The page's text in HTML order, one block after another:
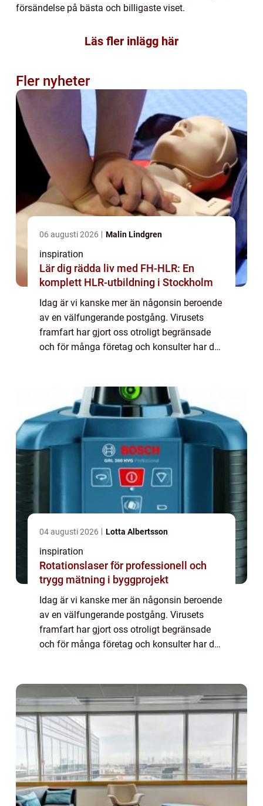
försändelse på bästa och billigaste viset.
Läs fler inlägg här
Fler nyheter
06 augusti 2026 Malin Lindgren
inspiration
Lär dig rädda liv med FH-HLR: En
komplett HLR-utbildning i Stockholm
Idag är vi kanske mer än någonsin beroende
av en välfungerande postgång. Virusets
framfart har gjort oss otroligt begränsade
och för många företag och konsulter har det
04 augusti 2026 Lotta Albertsson
inspiration
Rotationslaser för professionell och
trygg mätning i byggprojekt
Idag är vi kanske mer än någonsin beroende
av en välfungerande postgång. Virusets
framfart har gjort oss otroligt begränsade
och för många företag och konsulter har det